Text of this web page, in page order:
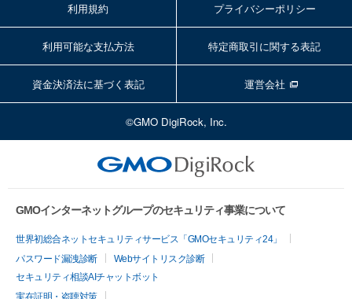
利用規約 プライバシーポリシー
利用可能な支払方法 特定商取引に関する表記
資金決済法に基づく表記 運営会社
©GMO DigiRock, Inc.
GMOインターネットグループのセキュリティ事業について
世界初総合ネットセキュリティサービス「GMOセキュリティ24」
パスワード漏洩診断
Webサイトリスク診断
セキュリティ相談AIチャットボット
実在証明・盗聴対策